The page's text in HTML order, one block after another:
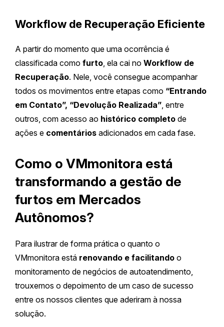
Workflow de Recuperação Eficiente
A partir do momento que uma ocorrência é
classificada como furto, ela cai no Workflow de
Recuperação. Nele, você consegue acompanhar
todos os movimentos entre etapas como “Entrando
em Contato”, “Devolução Realizada”, entre
outros, com acesso ao histórico completo de
ações e comentários adicionados em cada fase.
Como o VMmonitora está
transformando a gestão de
furtos em Mercados
Autônomos?
Para ilustrar de forma prática o quanto o
VMmonitora está renovando e facilitando o
monitoramento de negócios de autoatendimento,
trouxemos o depoimento de um caso de sucesso
entre os nossos clientes que aderiram à nossa
solução.